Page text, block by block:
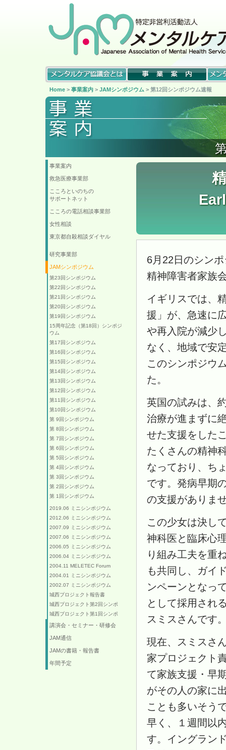
Home > 事業案内 > JAMシンポジウム > 第12回シンポジウム速報
6月22日のシン
精神障害者家族
イギリスでは、
援」が、急速に
や再入院が減少
なく、地域で安
このシンポジウ
た。
英国の試みは、
治療が進まずに
せた支援をした
たくさんの精神
なっており、ち
です。発病早期
の支援がありま
この少女は決し
神科医と臨床心
り組み工夫を重
も共同し、ガイ
ンペーンとなっ
として採用され
スミスさんです
現在、スミスさ
家プロジェクト
て家族支援・早
がその人の家に
ことも多いそう
早く、１週間以
す。イングラン
事業案内
救急医療事業部
こころといのちの
サポートネット
こころの電話相談事業部
女性相談
東京都自殺相談ダイヤル
研究事業部
JAMシンポジウム
第23回シンポジウム
第22回シンポジウム
第21回シンポジウム
第20回シンポジウム
第19回シンポジウム
15周年記念（第18回）シンポジ
ウム
第17回シンポジウム
第16回シンポジウム
第15回シンポジウム
第14回シンポジウム
第13回シンポジウム
第12回シンポジウム
第11回シンポジウム
第10回シンポジウム
第 9回シンポジウム
第 8回シンポジウム
第 7回シンポジウム
第 6回シンポジウム
第 5回シンポジウム
第 4回シンポジウム
第 3回シンポジウム
第 2回シンポジウム
第 1回シンポジウム
2019.06 ミニシンポジウム
2012.06 ミニシンポジウム
2007.09 ミニシンポジウム
2007.06 ミニシンポジウム
2006.05 ミニシンポジウム
2006.04 ミニシンポジウム
2004.11 MELETEC Forum
2004.01 ミニシンポジウム
2002.07 ミニシンポジウム
城西プロジェクト報告書
城西プロジェクト第2回シンポ
城西プロジェクト第1回シンポ
講演会・セミナー・研修会
JAM通信
JAMの書籍・報告書
年間予定